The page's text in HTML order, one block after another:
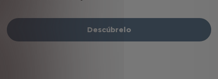
Descúbrelo